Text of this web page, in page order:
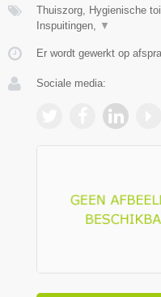
Thuiszorg, Hygienische
Inspuitingen,
▼
Er wordt gewerkt op
Sociale media: